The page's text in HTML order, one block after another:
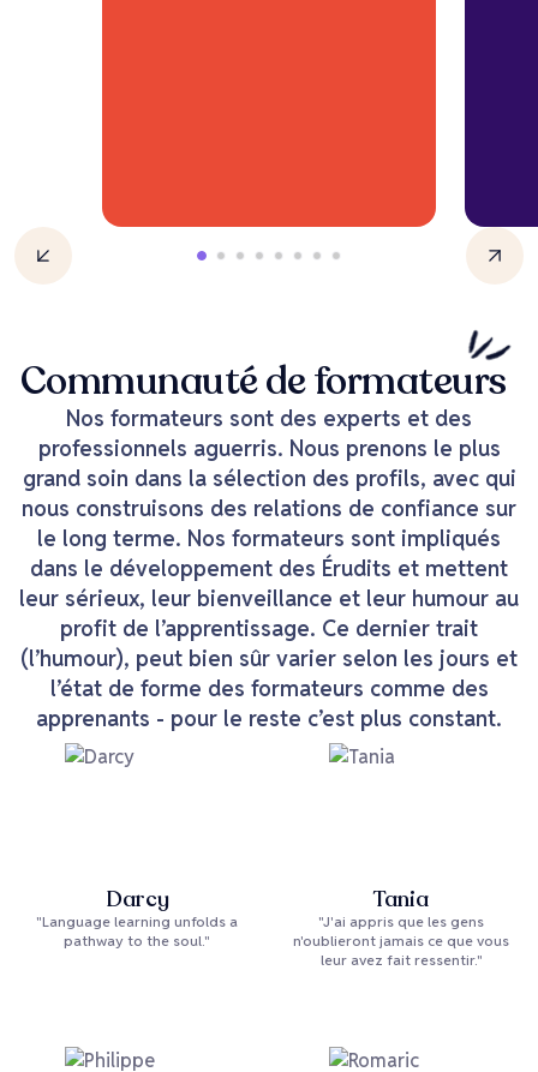
Communauté de formateurs
Nos formateurs sont des experts et des
professionnels aguerris. Nous prenons le plus
grand soin dans la sélection des profils, avec qui
nous construisons des relations de confiance sur
le long terme. Nos formateurs sont impliqués
dans le développement des Érudits et mettent
leur sérieux, leur bienveillance et leur humour au
profit de l’apprentissage. Ce dernier trait
(l’humour), peut bien sûr varier selon les jours et
l’état de forme des formateurs comme des
apprenants - pour le reste c’est plus constant.
Darcy
"Language learning unfolds a
pathway to the soul."
Tania
"J'ai appris que les gens
n'oublieront jamais ce que vous
leur avez fait ressentir."